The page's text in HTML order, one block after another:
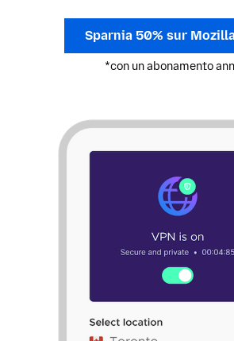
Sparnia 50% sur
*con un abonamento